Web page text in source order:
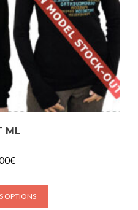
ML
€
OPTIONS
Ce